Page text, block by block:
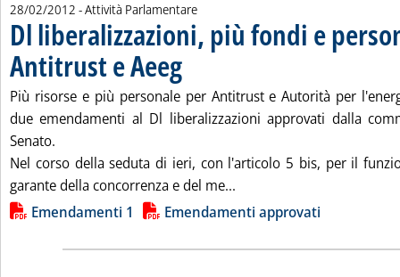
28/02/2012 - Attività Parlamentare
Dl liberalizzazioni, più fondi e
Antitrust e Aeeg. Pubblicata martedì 28 febbraio 2012 alle 17.39.
Più risorse e più personale per Antitrust e Autorità per
due emendamenti al Dl liberalizzazioni approvati dalla
Senato.
Nel corso della seduta di ieri, con l'articolo 5 bis, per il
garante della concorrenza e del me...
Lista allegati PDF alla notizia
Emendamenti 1 Emendamenti approvati